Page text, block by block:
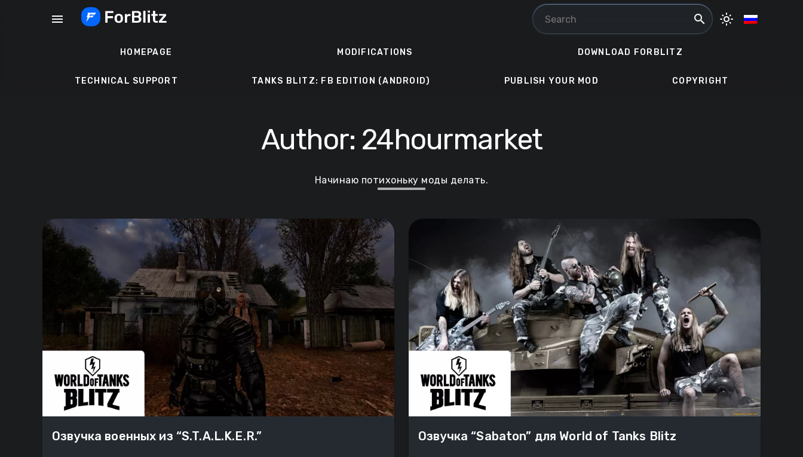
menu search light_mode
HOMEPAGE MODIFICATIONS DOWNLOAD FORBLITZ
TECHNICAL SUPPORT TANKS BLITZ: FB EDITION (ANDROID) PUBLISH YOUR MOD COPYRIGHT
Author: 24hourmarket
Начинаю потихоньку моды делать.
Озвучка военных из “S.T.A.L.K.E.R.” Озвучка “Sabaton” для World of Tanks Blitz